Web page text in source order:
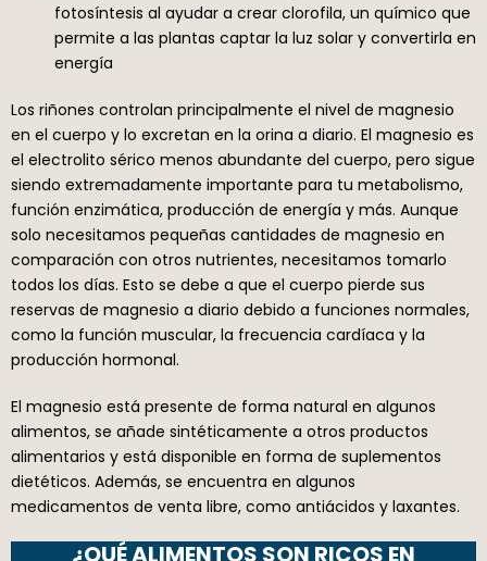
fotosíntesis al ayudar a crear clorofila, un químico que
permite a las plantas captar la luz solar y convertirla en
energía
Los riñones controlan principalmente el nivel de magnesio
en el cuerpo y lo excretan en la orina a diario. El magnesio es
el electrolito sérico menos abundante del cuerpo, pero sigue
siendo extremadamente importante para tu metabolismo,
función enzimática, producción de energía y más. Aunque
solo necesitamos pequeñas cantidades de magnesio en
comparación con otros nutrientes, necesitamos tomarlo
todos los días. Esto se debe a que el cuerpo pierde sus
reservas de magnesio a diario debido a funciones normales,
como la función muscular, la frecuencia cardíaca y la
producción hormonal.
El magnesio está presente de forma natural en algunos
alimentos, se añade sintéticamente a otros productos
alimentarios y está disponible en forma de suplementos
dietéticos. Además, se encuentra en algunos
medicamentos de venta libre, como antiácidos y laxantes.
¿QUÉ ALIMENTOS SON RICOS EN